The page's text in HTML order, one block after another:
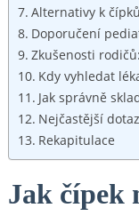
Alternativy k
Doporučení
Zkušenosti
Kdy vyhledat
Jak správně
Nejčastější
Rekapitulace
Jak čípek